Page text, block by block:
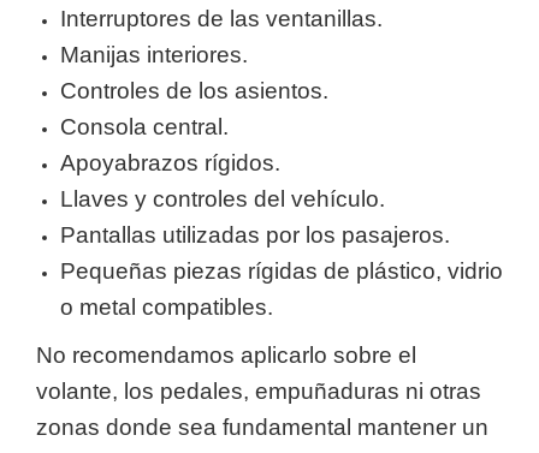
Interruptores de las ventanillas.
Manijas interiores.
Controles de los asientos.
Consola central.
Apoyabrazos rígidos.
Llaves y controles del vehículo.
Pantallas utilizadas por los pasajeros.
Pequeñas piezas rígidas de plástico, vidrio
o metal compatibles.
No recomendamos aplicarlo sobre el
volante, los pedales, empuñaduras ni otras
zonas donde sea fundamental mantener un